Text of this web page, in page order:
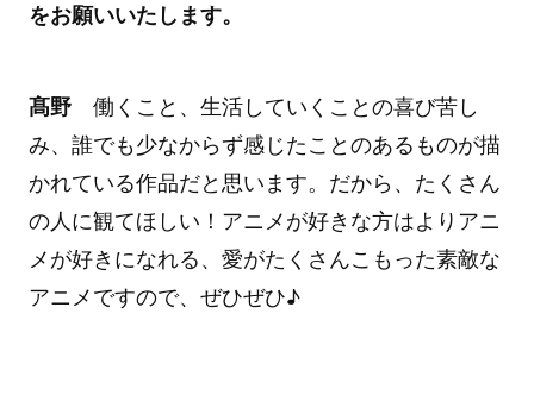
をお願いいたします。
髙野働くこと、生活していくことの喜び苦し
み、誰でも少なからず感じたことのあるものが描
かれている作品だと思います。だから、たくさん
の人に観てほしい！アニメが好きな方はよりアニ
メが好きになれる、愛がたくさんこもった素敵な
アニメですので、ぜひぜひ♪